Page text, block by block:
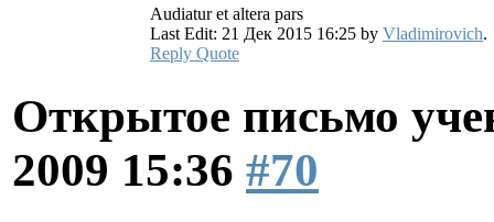
Audiatur et altera pars
Last Edit: 21 Дек 2015 16:25 by Vladimirovich.
Reply Quote
Открытое письмо
2009 15:36 #70